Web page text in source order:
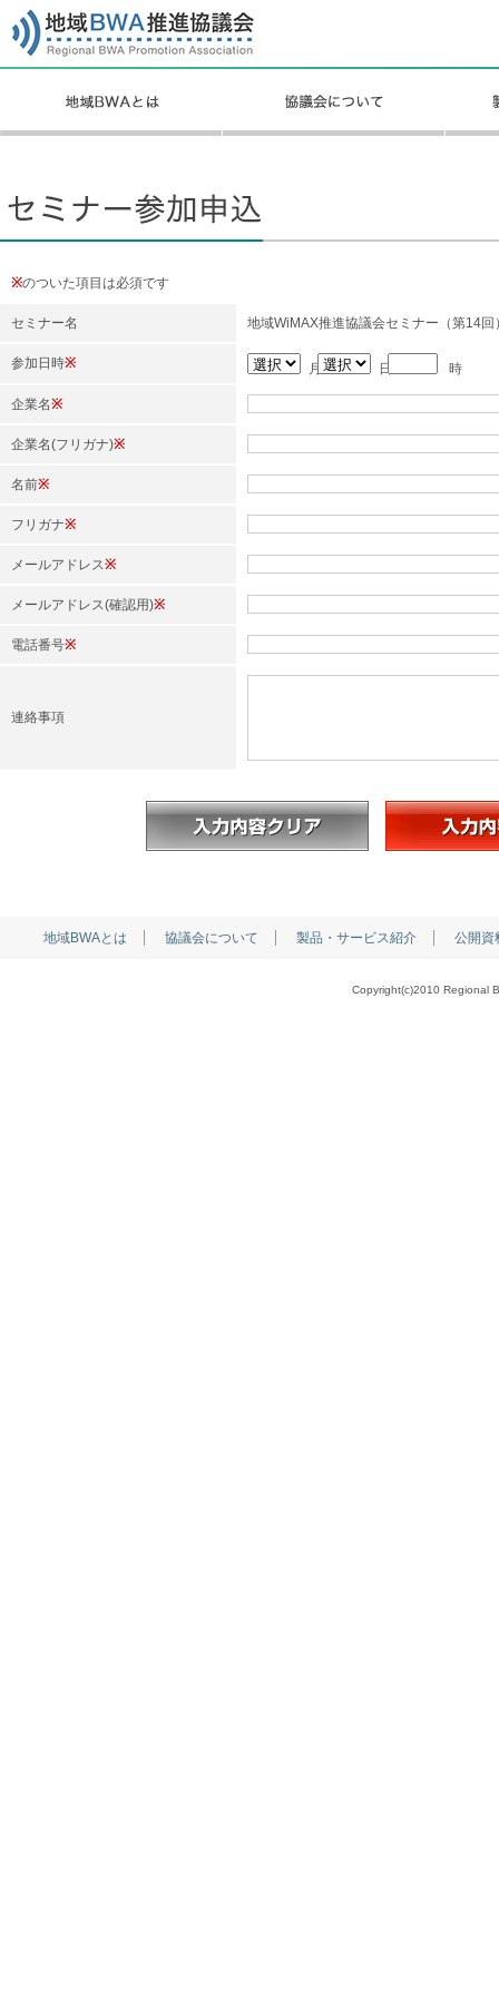
※のついた項目は必須です
セミナー名 地域WiMAX推進協議会セミナー（第14回
参加日時※ 月 日 時
企業名※
企業名(フリガナ)※
名前※
フリガナ※
メールアドレス※
メールアドレス(確認用)※
電話番号※
連絡事項
地域BWAとは 協議会について 製品・サービス紹介 公開資
Copyright(c)2010 Regional